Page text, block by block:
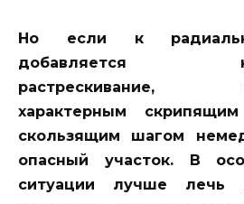
Но если к
добавляется
растрескивание,
характерным
скользящим шагом
опасный участок. В
ситуации лучше